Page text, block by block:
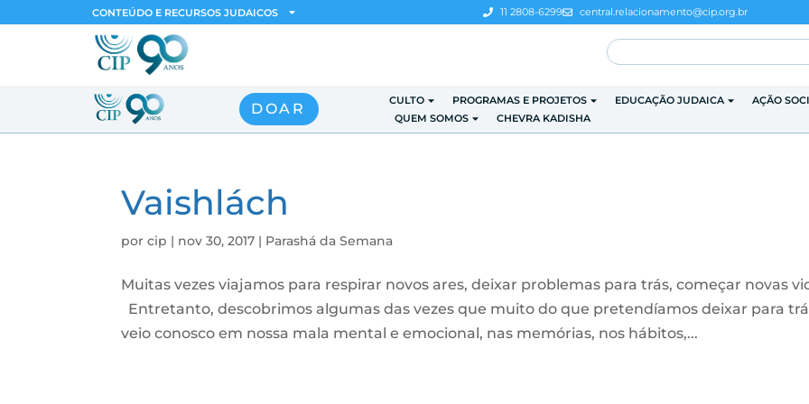
CONTEÚDO E RECURSOS JUDAICOS 11 2808-6299 central.relacionamento@cip.org.br
DOAR CULTO PROGRAMAS E PROJETOS EDUCAÇÃO JUDAICA
AÇÃO
QUEM SOMOS
CHEVRA KADISHA
Vaishlách
porcip | nov 30, 2017 | Parashá da Semana
Muitas vezes viajamos para respirar novos ares, deixar problemas para trás, começar novas
Entretanto, descobrimos algumas das vezes que muito do que pretendíamos deixar para
veio conosco em nossa mala mental e emocional, nas memórias, nos hábitos,...